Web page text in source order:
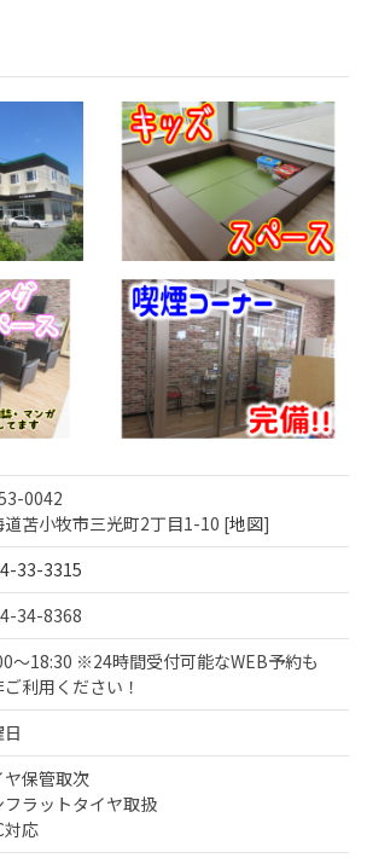
0042
道苫小牧市三光町2丁目1-10 [地図]
33-3315
34-8368
～18:30 ※24時間受付可能なWEB予約も
利用ください！
日
ヤ保管取次
フラットタイヤ取扱
対応